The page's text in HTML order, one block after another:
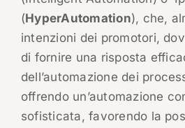
(HyperAutomation), che,
intenzioni dei promotori,
di fornire una risposta
dell’automazione dei
offrendo un’automazione
sofisticata, favorendo la